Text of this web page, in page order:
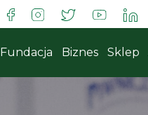
Fundacja Biznes Sklep